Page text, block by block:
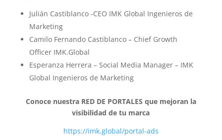
Julián Castiblanco -CEO IMK Global Ingenieros de
Marketing
Camilo Fernando Castiblanco – Chief Growth
Officer IMK.Global
Esperanza Herrera – Social Media Manager – IMK
Global Ingenieros de Marketing
Conoce nuestra RED DE PORTALES que mejoran la
visibilidad de tu marca
https://imk.global/portal-ads